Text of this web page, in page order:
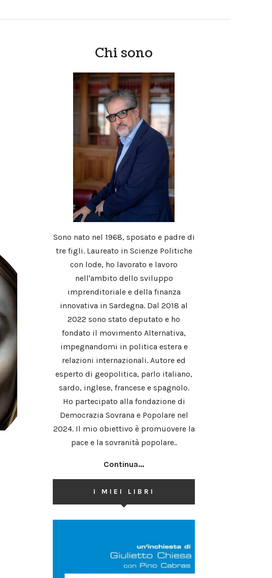
Chi sono
Sono nato nel 1968, sposato e padre di
tre figli. Laureato in Scienze Politiche
con lode, ho lavorato e lavoro
nell'ambito dello sviluppo
imprenditoriale e della finanza
innovativa in Sardegna. Dal 2018 al
2022 sono stato deputato e ho
fondato il movimento Alternativa,
impegnandomi in politica estera e
relazioni internazionali. Autore ed
esperto di geopolitica, parlo italiano,
sardo, inglese, francese e spagnolo.
Ho partecipato alla fondazione di
Democrazia Sovrana e Popolare nel
2024. Il mio obiettivo è promuovere la
pace e la sovranità popolare..
Continua...
I MIEI LIBRI